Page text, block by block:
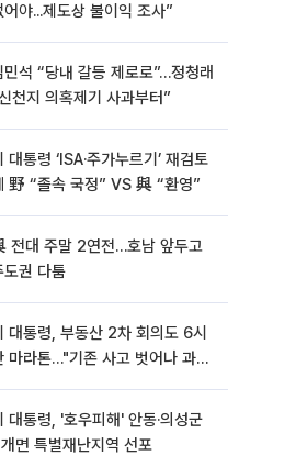
어야...제도상 불이익 조사”
민석 “당내 갈등 제로로”…정청래
천지 의혹제기 사과부터”
대통령 ‘ISA·주가누르기’ 재검토
野 “졸속 국정” VS 與 “환영”
전대 주말 2연전…호남 앞두고
도권 다툼
대통령, 부동산 2차 회의도 6시
마라톤…"기존 사고 벗어나 과감
대통령, '호우피해' 안동·의성군
면 특별재난지역 선포